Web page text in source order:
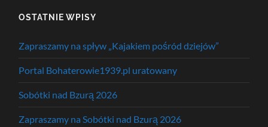
OSTATNIE WPISY
Zapraszamy na spływ „Kajakiem pośród dziejów”
Portal Bohaterowie1939.pl uratowany
Sobótki nad Bzurą 2026
Zapraszamy na Sobótki nad Bzurą 2026